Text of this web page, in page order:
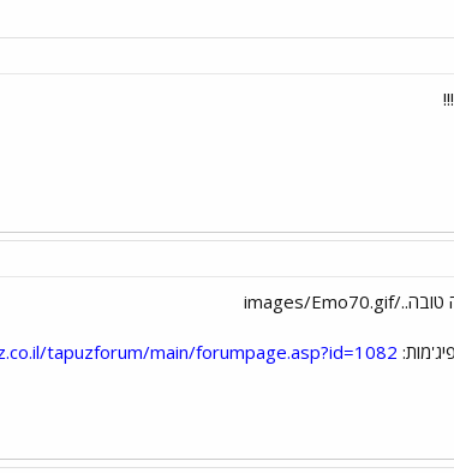
tapuzforum/main/forumpage.asp?id=1082